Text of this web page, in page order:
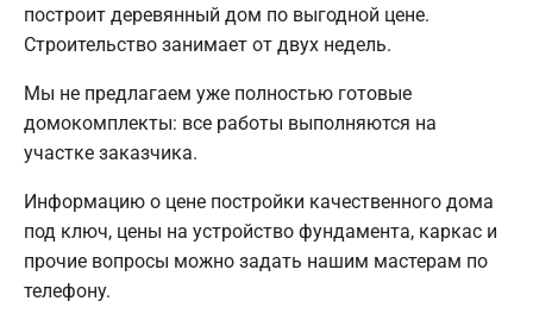
построит деревянный дом по выгодной цене.
Строительство занимает от двух недель.
Мы не предлагаем уже полностью готовые
домокомплекты: все работы выполняются на
участке заказчика.
Информацию о цене постройки качественного дома
под ключ, цены на устройство фундамента, каркас и
прочие вопросы можно задать нашим мастерам по
телефону.